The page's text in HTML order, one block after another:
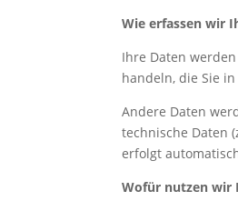
Wie erfassen wir
Ihre Daten
handeln, die Sie
Andere Daten
technische Daten
erfolgt
Wofür nutzen wir